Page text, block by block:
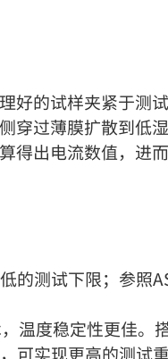
好的试样夹紧于
穿过薄膜扩散到
出电流数值，进
的测试下限；参照
温度稳定性更佳。
可实现更高的测试